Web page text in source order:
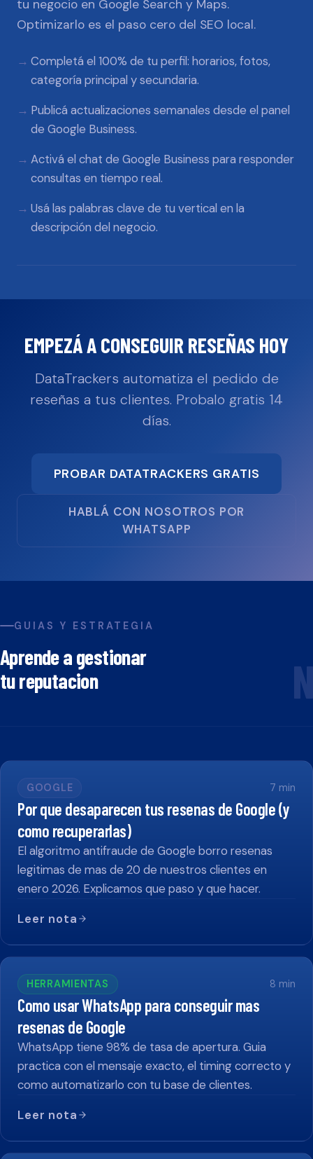
tu negocio en Google Search y Maps.
Optimizarlo es el paso cero del SEO local.
Completá el 100% de tu perfil: horarios, fotos,
categoría principal y secundaria.
Publicá actualizaciones semanales desde el panel
de Google Business.
Activá el chat de Google Business para responder
consultas en tiempo real.
Usá las palabras clave de tu vertical en la
descripción del negocio.
EMPEZÁ A CONSEGUIR RESEÑAS HOY
DataTrackers automatiza el pedido de
reseñas a tus clientes. Probalo gratis 14
días.
PROBAR DATATRACKERS GRATIS
HABLÁ CON NOSOTROS POR
WHATSAPP
GUIAS Y ESTRATEGIA
Aprende a gestionar
tu reputacion
N
GOOGLE 7 min
Por que desaparecen tus resenas de Google (y
como recuperarlas)
El algoritmo antifraude de Google borro resenas
legitimas de mas de 20 de nuestros clientes en
enero 2026. Explicamos que paso y que hacer.
Leer nota
HERRAMIENTAS 8 min
Como usar WhatsApp para conseguir mas
resenas de Google
WhatsApp tiene 98% de tasa de apertura. Guia
practica con el mensaje exacto, el timing correcto y
como automatizarlo con tu base de clientes.
Leer nota